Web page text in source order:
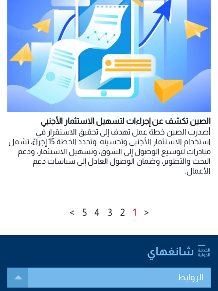
الصين تكشف عن إجراءات لتسهيل الاستثمار الأجنبي
أصدرت الصين خطة عمل تهدف إلى تحقيق الاستقرار في
استخدام الاستثمار الأجنبي وتحسينه. وتحدد الخطة 15 إجراءً، تشمل
مبادرات لتوسيع الوصول إلى السوق، وتسهيل الاستثمار، ودعم
البحث والتطوير، وضمان الوصول العادل إلى سياسات دعم
الأعمال.
<
1
2
3
4
5
>
الروابط